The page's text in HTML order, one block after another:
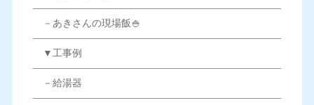
－あきさんの現場飯🍚
▼工事例
－給湯器